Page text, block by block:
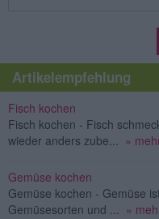
Artikelempfehlung
Fisch kochen
Fisch kochen - Fisch
wieder anders zube... »
Gemüse kochen
Gemüse kochen - Gemüse
Gemüsesorten und ... »